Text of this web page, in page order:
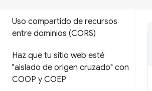
Uso compartido de recursos
entre dominios (CORS)
Haz que tu sitio web esté
"aislado de origen cruzado" con
COOP y COEP